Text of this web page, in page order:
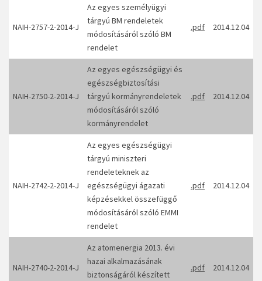
NAIH-2757-2-2014-J
Az egyes személyügyi
tárgyú BM rendeletek
módosításáról szóló BM
rendelet
.pdf 2014.12.04
NAIH-2750-2-2014-J
Az egyes egészségügyi és
egészségbiztosítási
tárgyú kormányrendeletek
módosításáról szóló
kormányrendelet
.pdf 2014.12.04
NAIH-2742-2-2014-J
Az egyes egészségügyi
tárgyú miniszteri
rendeleteknek az
egészségügyi ágazati
képzésekkel összefüggő
módosításáról szóló EMMI
rendelet
.pdf 2014.12.04
NAIH-2740-2-2014-J
Az atomenergia 2013. évi
hazai alkalmazásának
biztonságáról készített
.pdf 2014.12.04